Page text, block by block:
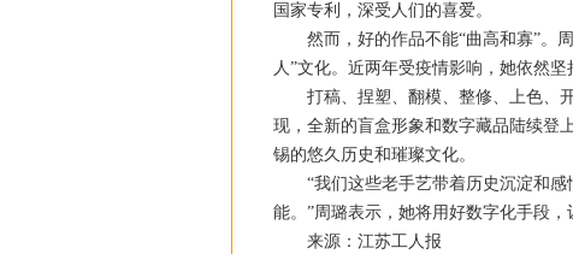
国家专利，深受人们的喜爱。
然而，好的作品不能“曲高和寡”。周
人”文化。近两年受疫情影响，她依然
打稿、捏塑、翻模、整修、上色、开
现，全新的盲盒形象和数字藏品陆续登
锡的悠久历史和璀璨文化。
“我们这些老手艺带着历史沉淀和感
能。”周璐表示，她将用好数字化手段，
来源：江苏工人报